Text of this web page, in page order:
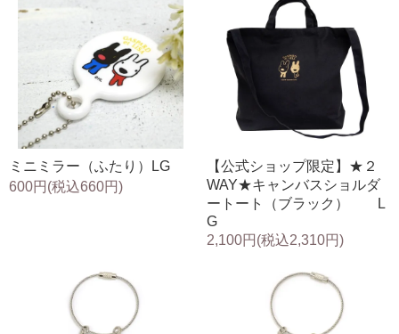
ミニミラー（ふたり）LG
600円(税込660円)
【公式ショップ限定】★２
WAY★キャンバスショルダ
ートート（ブラック） L
G
2,100円(税込2,310円)